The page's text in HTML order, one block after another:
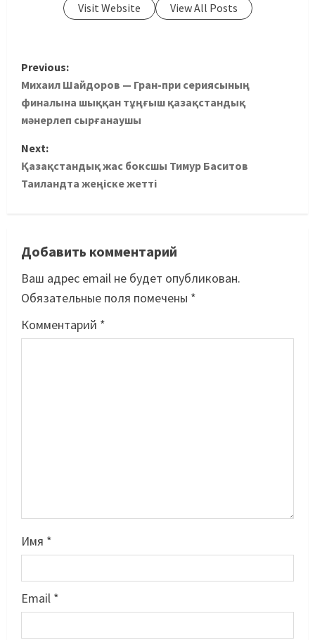
Visit Website View All Posts
Previous:
Михаил Шайдоров — Гран-при сериясының
финалына шыққан тұңғыш қазақстандық
мәнерлеп сырғанаушы
Next:
Қазақстандық жас боксшы Тимур Баситов
Таиландта жеңіске жетті
Добавить комментарий
Ваш адрес email не будет опубликован.
Обязательные поля помечены *
Комментарий *
Имя *
Email *